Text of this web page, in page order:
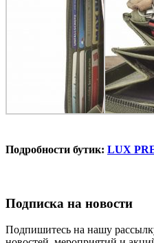
Подробности бутик: LUX
Подписка на новости
Подпишитесь на нашу